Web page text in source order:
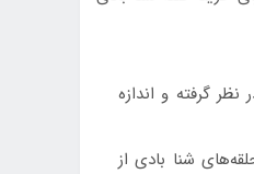
گرفته و اندازه
شنا بادی از